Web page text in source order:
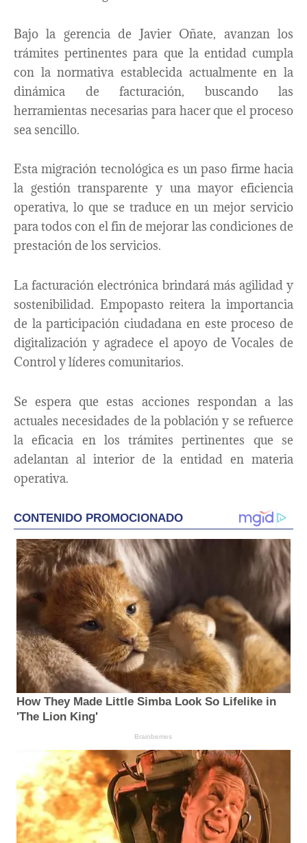
Bajo la gerencia de Javier Oñate, avanzan los
trámites pertinentes para que la entidad cumpla
con la normativa establecida actualmente en la
dinámica de facturación, buscando las
herramientas necesarias para hacer que el proceso
sea sencillo.
Esta migración tecnológica es un paso firme hacia
la gestión transparente y una mayor eficiencia
operativa, lo que se traduce en un mejor servicio
para todos con el fin de mejorar las condiciones de
prestación de los servicios.
La facturación electrónica brindará más agilidad y
sostenibilidad. Empopasto reitera la importancia
de la participación ciudadana en este proceso de
digitalización y agradece el apoyo de Vocales de
Control y líderes comunitarios.
Se espera que estas acciones respondan a las
actuales necesidades de la población y se refuerce
la eficacia en los trámites pertinentes que se
adelantan al interior de la entidad en materia
operativa.